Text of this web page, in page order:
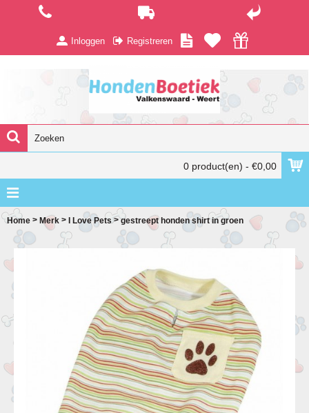
Inloggen Registreren
0 product(en) - €0,00
Home > Merk > I Love Pets >gestreept honden shirt in groen